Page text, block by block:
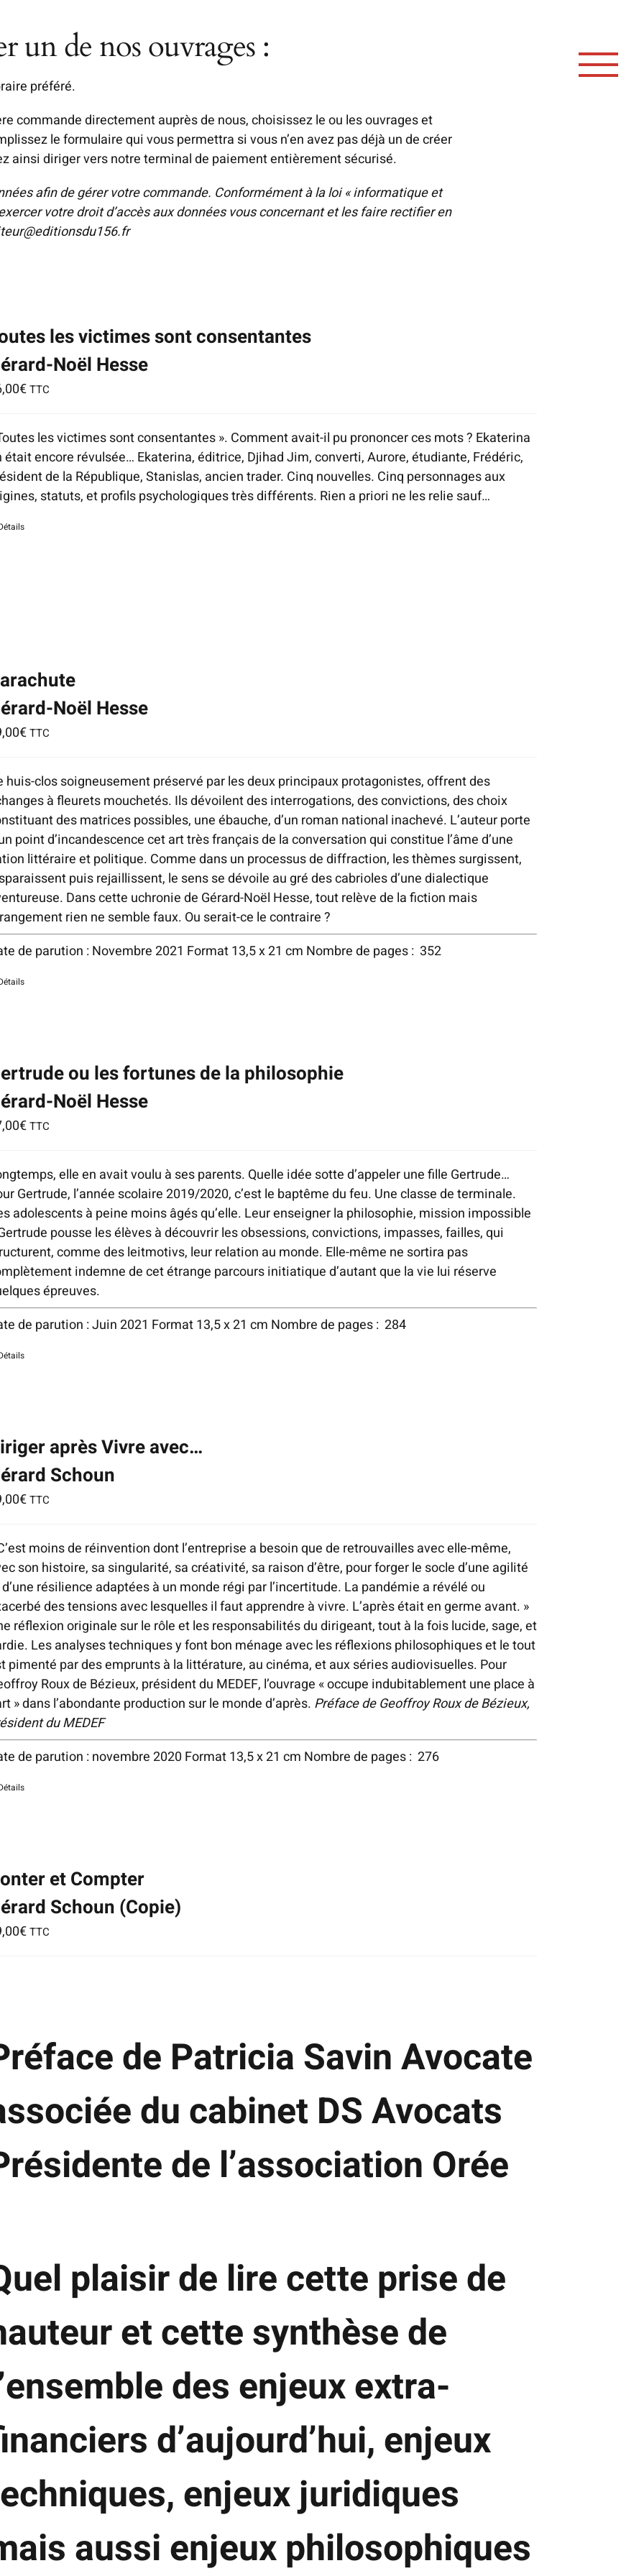
un de nos ouvrages :
préféré.
commande directement auprès de nous, choisissez le ou les ouvrages et
le formulaire qui vous permettra si vous n’en avez pas déjà un de créer
ainsi diriger vers notre terminal de paiement entièrement sécurisé.
afin de gérer votre commande. Conformément à la loi « informatique et
votre droit d’accès aux données vous concernant et les faire rectifier en
les victimes sont consentantes
Noël Hesse
€TTC
les victimes sont consentantes ». Comment avait-il pu prononcer ces mots ? Ekaterina
était encore révulsée… Ekaterina, éditrice, Djihad Jim, converti, Aurore, étudiante, Frédéric,
de la République, Stanislas, ancien trader. Cinq nouvelles. Cinq personnages aux
statuts, et profils psychologiques très différents. Rien a priori ne les relie sauf…
plugins/woocommerce/templates/loop/add-
Noël Hesse
€TTC
huis-clos soigneusement préservé par les deux principaux protagonistes, offrent des
à fleurets mouchetés. Ils dévoilent des interrogations, des convictions, des choix
des matrices possibles, une ébauche, d’un roman national inachevé. L’auteur porte
point d’incandescence cet art très français de la conversation qui constitue l’âme d’une
littéraire et politique. Comme dans un processus de diffraction, les thèmes surgissent,
puis rejaillissent, le sens se dévoile au gré des cabrioles d’une dialectique
Dans cette uchronie de Gérard-Noël Hesse, tout relève de la fiction mais
rien ne semble faux. Ou serait-ce le contraire ?
de parution : Novembre 2021 Format 13,5 x 21 cm Nombre de pages : 352
editionshi/www/wp-
ou les fortunes de la philosophie
Noël Hesse
€TTC
elle en avait voulu à ses parents. Quelle idée sotte d’appeler une fille Gertrude…
Gertrude, l’année scolaire 2019/2020, c’est le baptême du feu. Une classe de terminale.
adolescents à peine moins âgés qu’elle. Leur enseigner la philosophie, mission impossible
pousse les élèves à découvrir les obsessions, convictions, impasses, failles, qui
comme des leitmotivs, leur relation au monde. Elle-même ne sortira pas
indemne de cet étrange parcours initiatique d’autant que la vie lui réserve
épreuves.
de parution : Juin 2021 Format 13,5 x 21 cm Nombre de pages : 284
editionshi/www/wp-
après Vivre avec…
Schoun
€TTC
moins de réinvention dont l’entreprise a besoin que de retrouvailles avec elle-même,
son histoire, sa singularité, sa créativité, sa raison d’être, pour forger le socle d’une agilité
résilience adaptées à un monde régi par l’incertitude. La pandémie a révélé ou
des tensions avec lesquelles il faut apprendre à vivre. L’après était en germe avant. »
réflexion originale sur le rôle et les responsabilités du dirigeant, tout à la fois lucide, sage, et
Les analyses techniques y font bon ménage avec les réflexions philosophiques et le tout
pimenté par des emprunts à la littérature, au cinéma, et aux séries audiovisuelles. Pour
Roux de Bézieux, président du MEDEF, l’ouvrage « occupe indubitablement une place à
» dans l’abondante production sur le monde d’après. Préface de Geoffroy Roux de Bézieux,
du MEDEF
de parution : novembre 2020 Format 13,5 x 21 cm Nombre de pages : 276
editionshi/www/wp-
et Compter
Schoun (Copie)
€TTC
de Patricia Savin Avocate
du cabinet DS Avocats
de l’association Orée
plaisir de lire cette prise de
et cette synthèse de
des enjeux extra-
d’aujourd’hui, enjeux
enjeux juridiques
aussi enjeux philosophiques